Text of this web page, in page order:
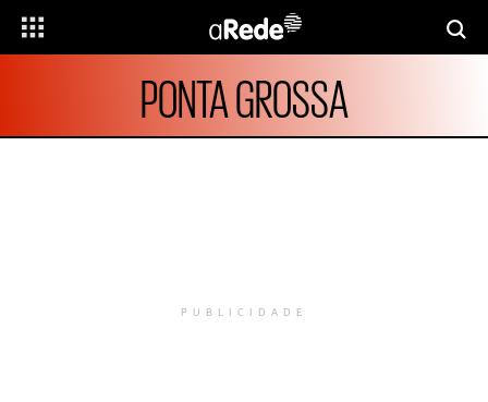
PONTA GROSSA
PUBLICIDADE